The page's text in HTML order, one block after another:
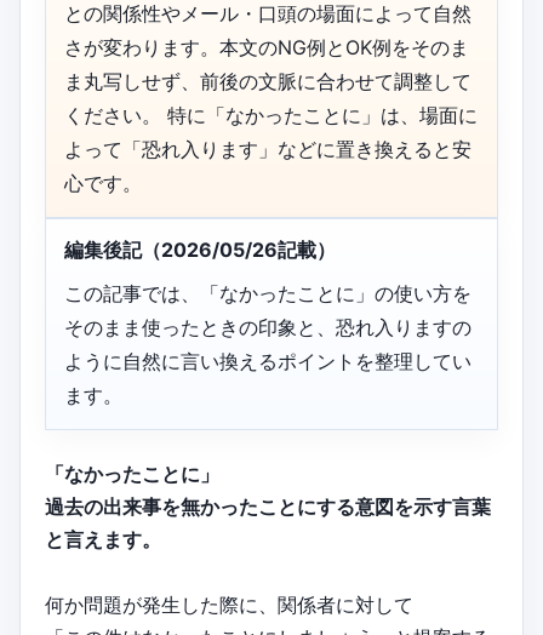
との関係性やメール・口頭の場面によって自然
さが変わります。本文のNG例とOK例をそのま
ま丸写しせず、前後の文脈に合わせて調整して
ください。 特に「なかったことに」は、場面に
よって「恐れ入ります」などに置き換えると安
心です。
編集後記（2026/05/26記載）
この記事では、「なかったことに」の使い方を
そのまま使ったときの印象と、恐れ入りますの
ように自然に言い換えるポイントを整理してい
ます。
「なかったことに」
過去の出来事を無かったことにする意図を示す言葉
と言えます。
何か問題が発生した際に、関係者に対して